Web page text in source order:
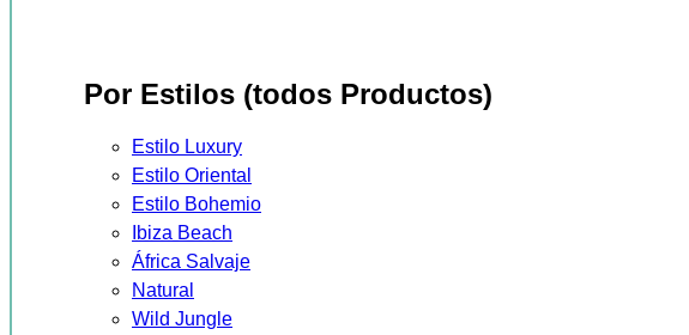
Por Estilos (todos Productos)
Estilo Luxury
Estilo Oriental
Estilo Bohemio
Ibiza Beach
África Salvaje
Natural
Wild Jungle